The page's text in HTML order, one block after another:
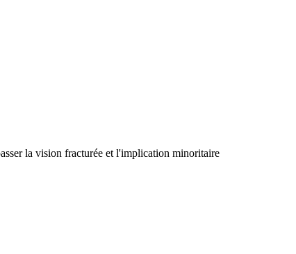
la vision fracturée et l'implication minoritaire